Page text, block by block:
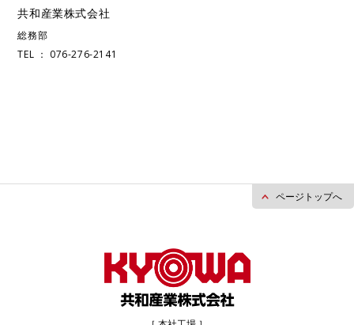
共和産業株式会社
総務部
TEL ： 076-276-2141
ページトップへ